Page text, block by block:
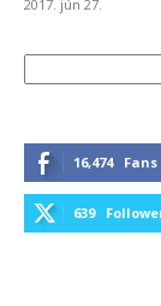
2017. jún 27.
16,474 Fans
639